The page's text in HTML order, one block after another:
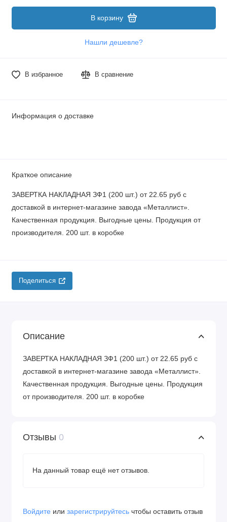
В корзину
Нашли дешевле?
В избранное В сравнение
Информация о доставке
Краткое описание
ЗАВЕРТКА НАКЛАДНАЯ ЗФ1 (200 шт.) от 22.65 руб с
доставкой в интернет-магазине завода «Металлист».
Качественная продукция. Выгодные цены. Продукция от
производителя. 200 шт. в коробке
Поделиться
Описание
ЗАВЕРТКА НАКЛАДНАЯ ЗФ1 (200 шт.) от 22.65 руб с
доставкой в интернет-магазине завода «Металлист».
Качественная продукция. Выгодные цены. Продукция
от производителя. 200 шт. в коробке
Отзывы 0
На данный товар ещё нет отзывов.
Войдите или зарегистрируйтесь чтобы оставить отзыв